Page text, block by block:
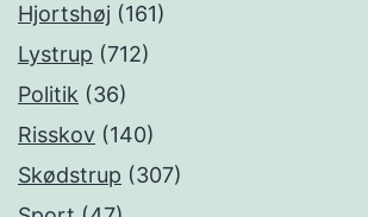
Hjortshøj (161)
Lystrup (712)
Politik (36)
Risskov (140)
Skødstrup (307)